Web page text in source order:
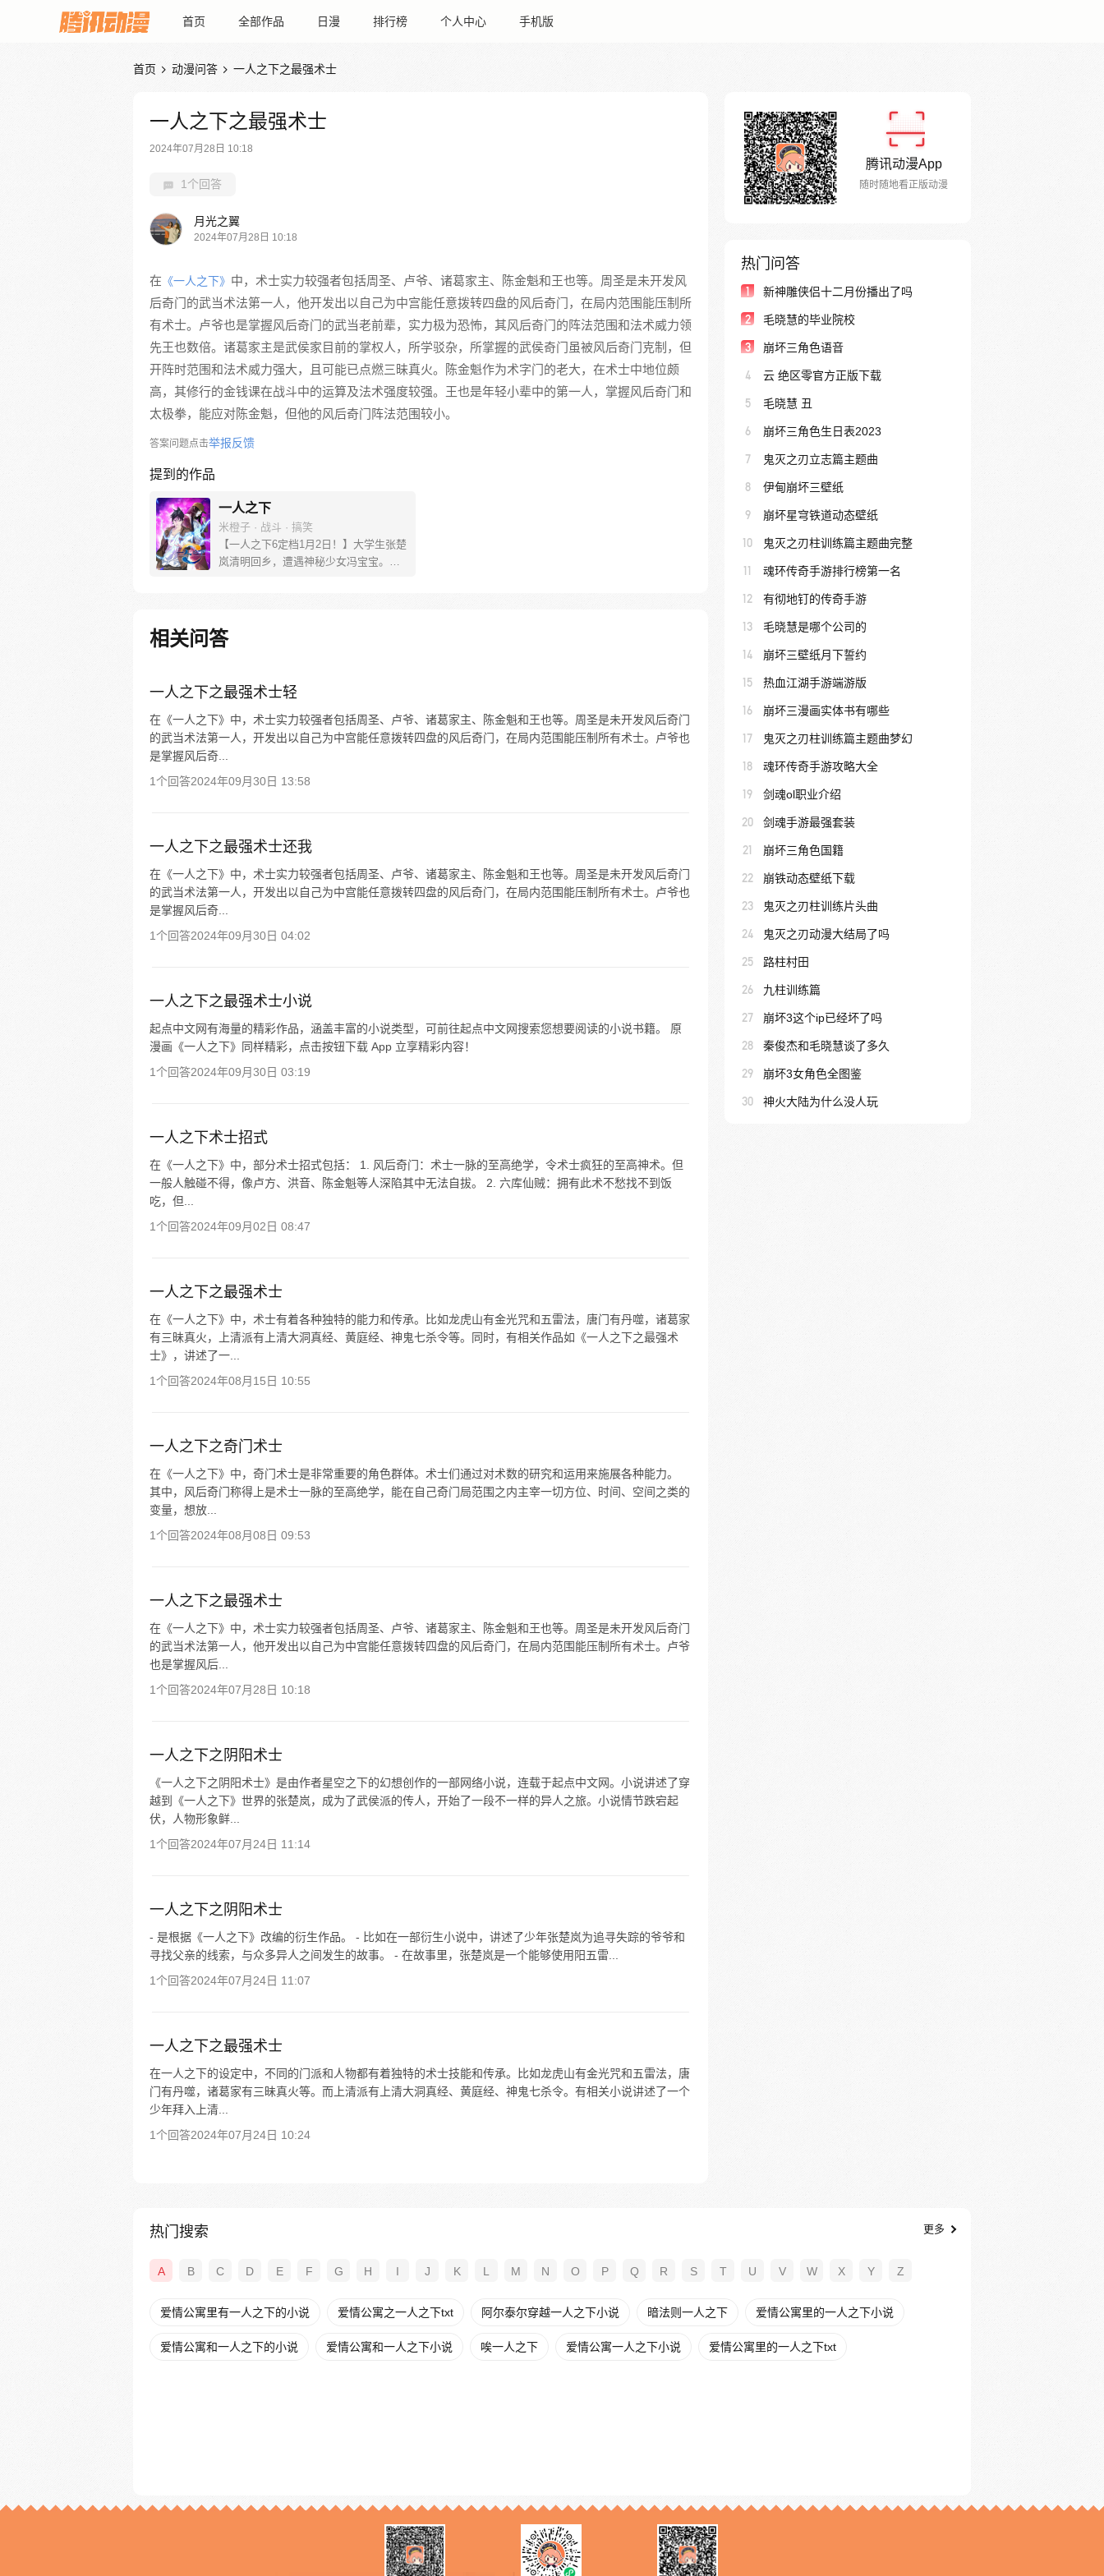
首页 全部作品 日漫 排行榜 个人中心 手机版
首页  动漫问答  一人之下之最强术士
一人之下之最强术士
2024年07月28日 10:18
1个回答
月光之翼
2024年07月28日 10:18
在 《一人之下》 中，术士实力较强者包括周圣、卢爷、诸葛家主、陈金魁和王也等。周圣是未开发风
后奇门的武当术法第一人，他开发出以自己为中宫能任意拨转四盘的风后奇门，在局内范围能压制所
有术士。卢爷也是掌握风后奇门的武当老前辈，实力极为恐怖，其风后奇门的阵法范围和法术威力领
先王也数倍。诸葛家主是武侯家目前的掌权人，所学驳杂，所掌握的武侯奇门虽被风后奇门克制，但
开阵时范围和法术威力强大，且可能已点燃三昧真火。陈金魁作为术字门的老大，在术士中地位颇
高，其修行的金钱课在战斗中的运算及法术强度较强。王也是年轻小辈中的第一人，掌握风后奇门和
太极拳，能应对陈金魁，但他的风后奇门阵法范围较小。
答案问题点击举报反馈
提到的作品
一人之下
米橙子 · 战斗 · 搞笑
【一人之下6定档1月2日！】大学生张楚
岚清明回乡，遭遇神秘少女冯宝宝。素
己与爷爷身上的秘密，张楚岚的生活被
彻底颠覆，与冯宝宝一同踏上“异人”之
相关问答
一人之下之最强术士轻
在《一人之下》中，术士实力较强者包括周圣、卢爷、诸葛家主、陈金魁和王也等。周圣是未开发风后奇门
的武当术法第一人，开发出以自己为中宫能任意拨转四盘的风后奇门，在局内范围能压制所有术士。卢爷也
是掌握风后奇...
1个回答2024年09月30日 13:58
一人之下之最强术士还我
在《一人之下》中，术士实力较强者包括周圣、卢爷、诸葛家主、陈金魁和王也等。周圣是未开发风后奇门
的武当术法第一人，开发出以自己为中宫能任意拨转四盘的风后奇门，在局内范围能压制所有术士。卢爷也
是掌握风后奇...
1个回答2024年09月30日 04:02
一人之下之最强术士小说
起点中文网有海量的精彩作品，涵盖丰富的小说类型，可前往起点中文网搜索您想要阅读的小说书籍。 原
漫画《一人之下》同样精彩，点击按钮下载 App 立享精彩内容！
1个回答2024年09月30日 03:19
一人之下术士招式
在《一人之下》中，部分术士招式包括： 1. 风后奇门：术士一脉的至高绝学，令术士疯狂的至高神术。但
一般人触碰不得，像卢方、洪音、陈金魁等人深陷其中无法自拔。 2. 六库仙贼：拥有此术不愁找不到饭
吃，但...
1个回答2024年09月02日 08:47
一人之下之最强术士
在《一人之下》中，术士有着各种独特的能力和传承。比如龙虎山有金光咒和五雷法，唐门有丹噬，诸葛家
有三昧真火，上清派有上清大洞真经、黄庭经、神鬼七杀令等。同时，有相关作品如《一人之下之最强术
士》，讲述了一...
1个回答2024年08月15日 10:55
一人之下之奇门术士
在《一人之下》中，奇门术士是非常重要的角色群体。术士们通过对术数的研究和运用来施展各种能力。
其中，风后奇门称得上是术士一脉的至高绝学，能在自己奇门局范围之内主宰一切方位、时间、空间之类的
变量，想放...
1个回答2024年08月08日 09:53
一人之下之最强术士
在《一人之下》中，术士实力较强者包括周圣、卢爷、诸葛家主、陈金魁和王也等。周圣是未开发风后奇门
的武当术法第一人，他开发出以自己为中宫能任意拨转四盘的风后奇门，在局内范围能压制所有术士。卢爷
也是掌握风后...
1个回答2024年07月28日 10:18
一人之下之阴阳术士
《一人之下之阴阳术士》是由作者星空之下的幻想创作的一部网络小说，连载于起点中文网。小说讲述了穿
越到《一人之下》世界的张楚岚，成为了武侯派的传人，开始了一段不一样的异人之旅。小说情节跌宕起
伏，人物形象鲜...
1个回答2024年07月24日 11:14
一人之下之阴阳术士
- 是根据《一人之下》改编的衍生作品。 - 比如在一部衍生小说中，讲述了少年张楚岚为追寻失踪的爷爷和
寻找父亲的线索，与众多异人之间发生的故事。 - 在故事里，张楚岚是一个能够使用阳五雷...
1个回答2024年07月24日 11:07
一人之下之最强术士
在一人之下的设定中，不同的门派和人物都有着独特的术士技能和传承。比如龙虎山有金光咒和五雷法，唐
门有丹噬，诸葛家有三昧真火等。而上清派有上清大洞真经、黄庭经、神鬼七杀令。有相关小说讲述了一个
少年拜入上清...
1个回答2024年07月24日 10:24
腾讯动漫App
随时随地看正版动漫
热门问答
1 新神雕侠侣十二月份播出了吗
2 毛晓慧的毕业院校
3 崩坏三角色语音
4 云 绝区零官方正版下载
5 毛晓慧 丑
6 崩坏三角色生日表2023
7 鬼灭之刃立志篇主题曲
8 伊甸崩坏三壁纸
9 崩坏星穹铁道动态壁纸
10 鬼灭之刃柱训练篇主题曲完整
11 魂环传奇手游排行榜第一名
12 有彻地钉的传奇手游
13 毛晓慧是哪个公司的
14 崩坏三壁纸月下誓约
15 热血江湖手游端游版
16 崩坏三漫画实体书有哪些
17 鬼灭之刃柱训练篇主题曲梦幻
18 魂环传奇手游攻略大全
19 剑魂ol职业介绍
20 剑魂手游最强套装
21 崩坏三角色国籍
22 崩铁动态壁纸下载
23 鬼灭之刃柱训练片头曲
24 鬼灭之刃动漫大结局了吗
25 路柱村田
26 九柱训练篇
27 崩坏3这个ip已经坏了吗
28 秦俊杰和毛晓慧谈了多久
29 崩坏3女角色全图鉴
30 神火大陆为什么没人玩
热门搜索 更多
A B C D E F G H I J K L M N O P Q R S T U V W X Y Z
爱情公寓里有一人之下的小说 爱情公寓之一人之下txt 阿尔泰尔穿越一人之下小说 暗法则一人之下 爱情公寓里的一人之下小说
爱情公寓和一人之下的小说 爱情公寓和一人之下小说 唉一人之下 爱情公寓一人之下小说 爱情公寓里的一人之下txt